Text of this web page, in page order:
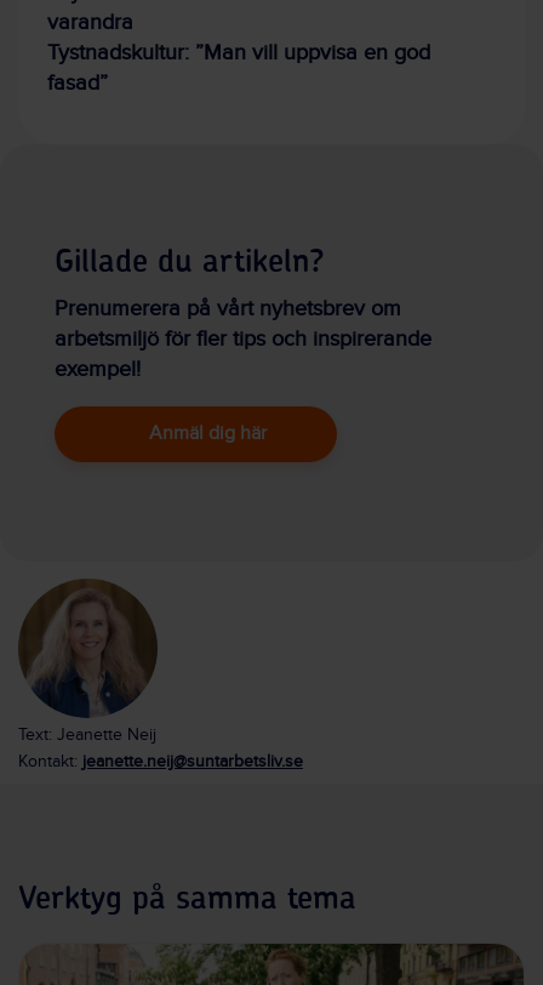
varandra
Tystnadskultur: ”Man vill uppvisa en god
fasad”
Gillade du artikeln?
Prenumerera på vårt nyhetsbrev om
arbetsmiljö för fler tips och inspirerande
exempel!
Anmäl dig här
Text: Jeanette Neij
Kontakt: jeanette.neij@suntarbetsliv.se
Verktyg på samma tema